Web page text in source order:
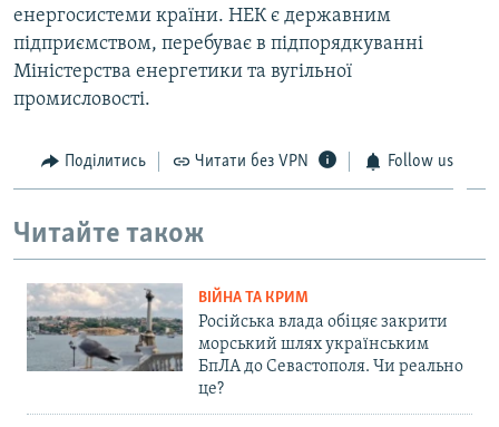
енергосистеми країни. НЕК є державним
підприємством, перебуває в підпорядкуванні
Міністерства енергетики та вугільної
промисловості.
Поділитись Читати без VPN Follow us
Читайте також
ВІЙНА ТА КРИМ
Російська влада обіцяє закрити
морський шлях українським
БпЛА до Севастополя. Чи реально
це?